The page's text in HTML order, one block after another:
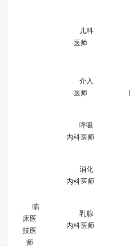
临
床医
技医
师
儿科
医师
介入
医师
呼吸
内科医师
消化
内科医师
乳腺
内科医师